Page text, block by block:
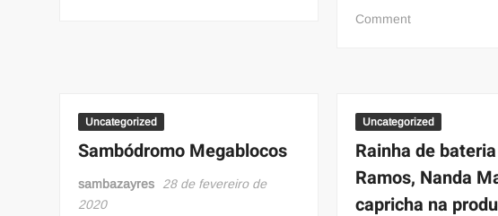
Olhometro
Commenton
celebridades
em
Nova
edição
Uncategorized
Sambódromo Megablocos
sambazayres
28 de fevereiro de
2020
Uncategorized
Rainha de
Ramos, Nanda
capricha na